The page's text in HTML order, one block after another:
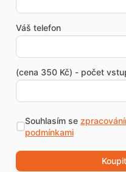
Váš telefon
(cena 350 Kč) - počet
Souhlasím se
podmínkami